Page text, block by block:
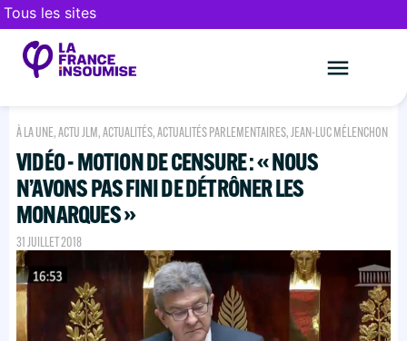
Tous les sites
À LA UNE,ACTU JLM,ACTUALITÉS,ACTUALITÉS PARLEMENTAIRES,JEAN-LUC MÉLENCHON
VIDÉO - MOTION DE CENSURE : « NOUS
N’AVONS PAS FINI DE DÉTRÔNER LES
MONARQUES »
31 JUILLET 2018